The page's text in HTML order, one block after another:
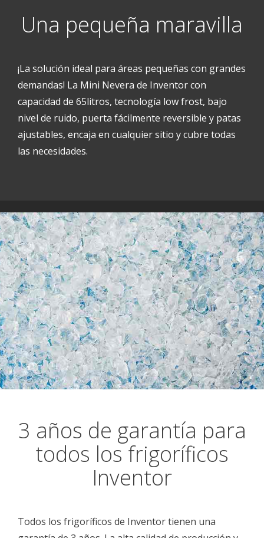
Una pequeña maravilla
¡La solución ideal para áreas pequeñas con grandes
demandas! La Mini Nevera de Inventor con
capacidad de 65litros, tecnología low frost, bajo
nivel de ruido, puerta fácilmente reversible y patas
ajustables, encaja en cualquier sitio y cubre todas
las necesidades.
3 años de garantía para
todos los frigoríficos
Inventor
Todos los frigoríficos de Inventor tienen una